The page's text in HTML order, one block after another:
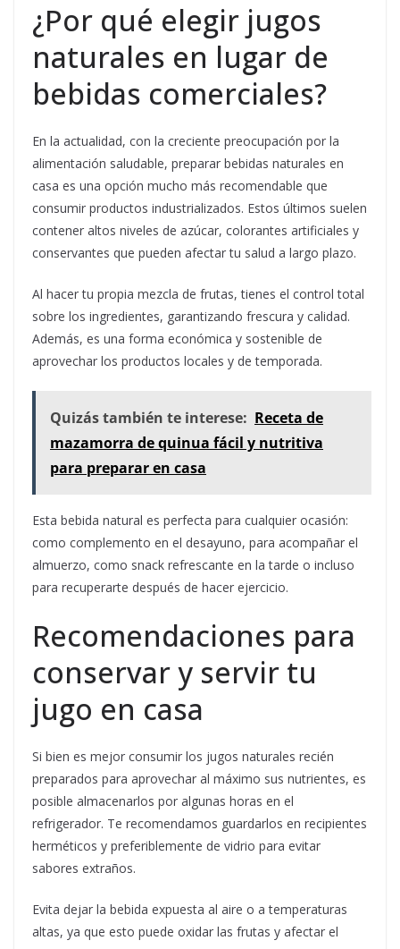
¿Por qué elegir jugos
naturales en lugar de
bebidas comerciales?
En la actualidad, con la creciente preocupación por la
alimentación saludable, preparar bebidas naturales en
casa es una opción mucho más recomendable que
consumir productos industrializados. Estos últimos suelen
contener altos niveles de azúcar, colorantes artificiales y
conservantes que pueden afectar tu salud a largo plazo.
Al hacer tu propia mezcla de frutas, tienes el control total
sobre los ingredientes, garantizando frescura y calidad.
Además, es una forma económica y sostenible de
aprovechar los productos locales y de temporada.
Quizás también te interese: Receta de
mazamorra de quinua fácil y nutritiva
para preparar en casa
Esta bebida natural es perfecta para cualquier ocasión:
como complemento en el desayuno, para acompañar el
almuerzo, como snack refrescante en la tarde o incluso
para recuperarte después de hacer ejercicio.
Recomendaciones para
conservar y servir tu
jugo en casa
Si bien es mejor consumir los jugos naturales recién
preparados para aprovechar al máximo sus nutrientes, es
posible almacenarlos por algunas horas en el
refrigerador. Te recomendamos guardarlos en recipientes
herméticos y preferiblemente de vidrio para evitar
sabores extraños.
Evita dejar la bebida expuesta al aire o a temperaturas
altas, ya que esto puede oxidar las frutas y afectar el